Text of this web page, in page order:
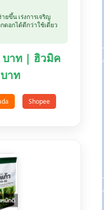
ขึ้น เร่งการเจริญ
ดอกได้ดีกว่าใช้เดี่ยว
บาท | ฮิวมิค
าท
Shopee